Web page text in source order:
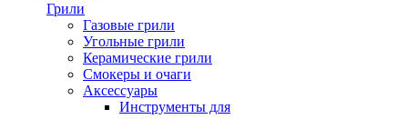
Грили
Газовые грили
Угольные грили
Керамические грили
Смокеры и очаги
Аксессуары
Инструменты для